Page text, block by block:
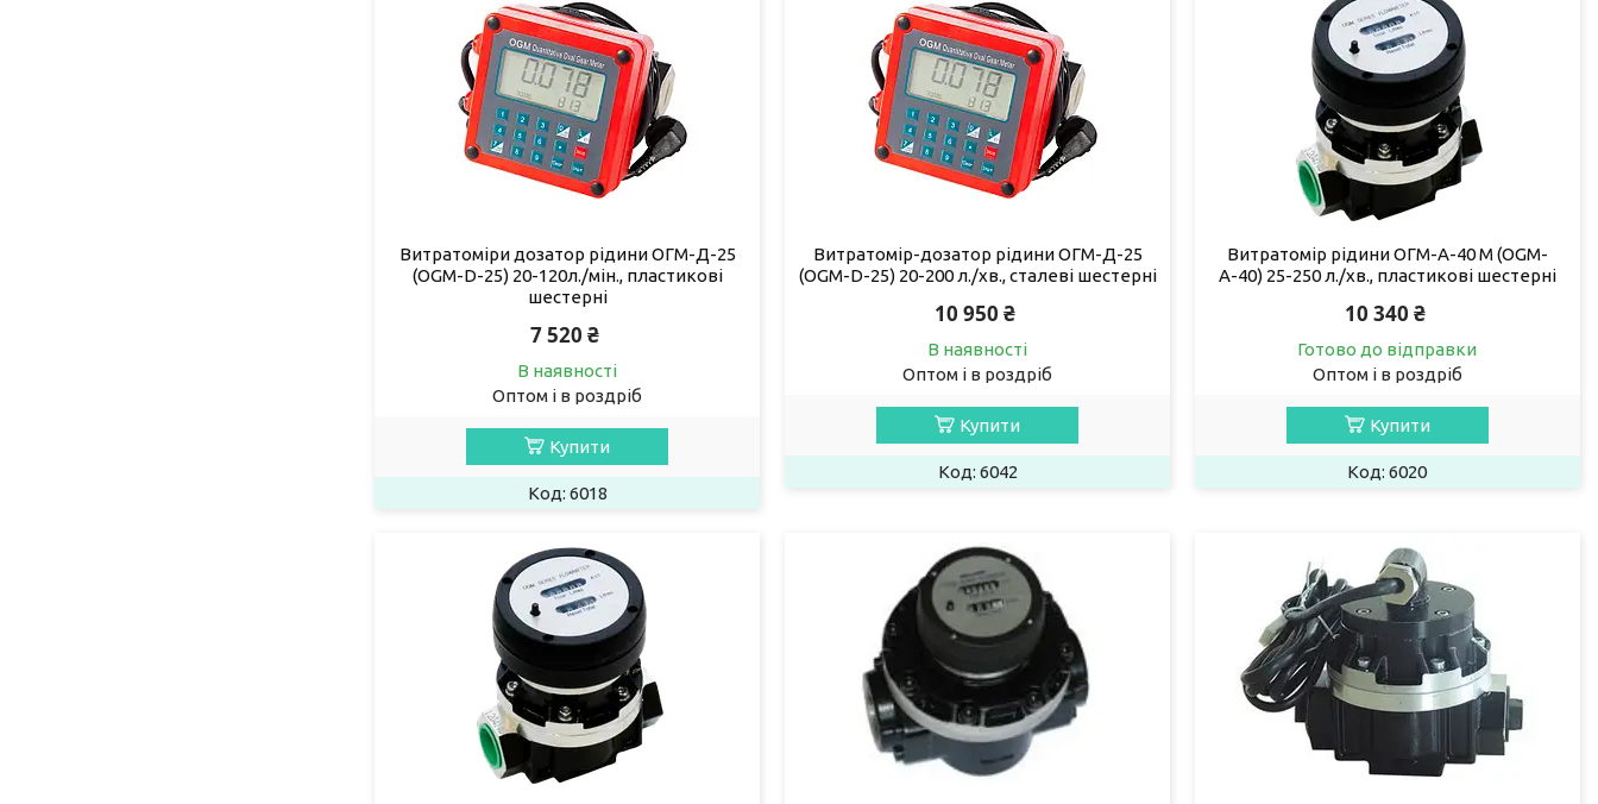
Витратоміри дозатор рідини ОГМ-Д-25
(OGM-D-25) 20-120л./мін., пластикові
шестерні
7 520 ₴
В наявності
Оптом і в роздріб
Купити
6018
Витратомір-дозатор рідини ОГМ-Д-25
(OGM-D-25) 20-200 л./хв., сталеві шестерні
10 950 ₴
В наявності
Оптом і в роздріб
Купити
6042
Витратомір рідини ОГМ-А-40 М (OGM-
А-40) 25-250 л./хв., пластикові шестерні
10 340 ₴
Готово до відправки
Оптом і в роздріб
Купити
6020